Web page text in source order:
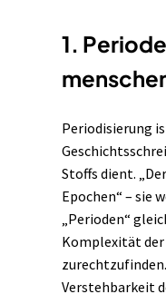
1.
Periodisierung
Stoffs dient.
Epochen“ – sie
„Perioden“
Komplexität der
Verstehbarkeit